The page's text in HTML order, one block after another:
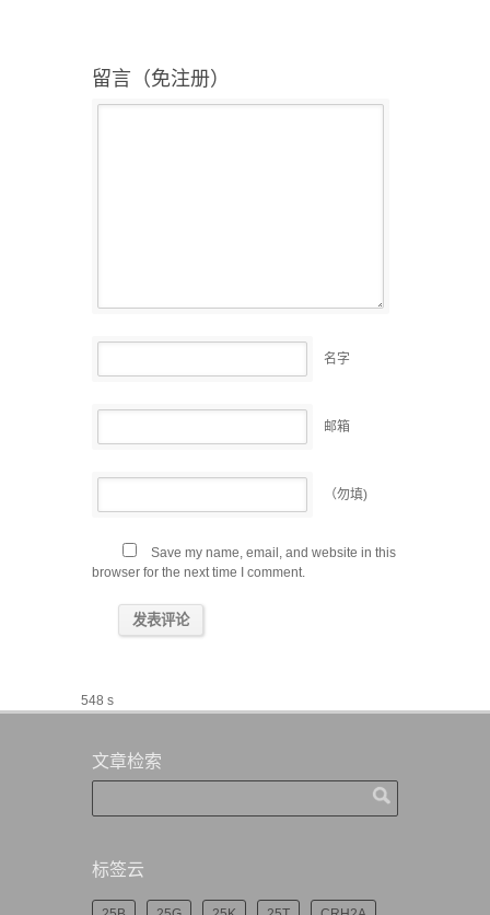
留言（免注册）
名字
邮箱
（勿填)
Save my name, email, and website in this
browser for the next time I comment.
548 s
文章检索
标签云